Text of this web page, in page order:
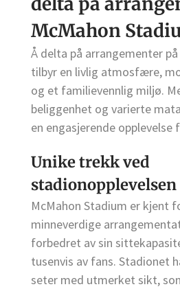
McMahon
Å delta på arrangementer
tilbyr en livlig atmosfære,
og et familievennlig miljø.
beliggenhet og varierte
en engasjerende opplevelse
Unike trekk ved
stadionopplevelsen
McMahon Stadium er kjent
minneverdige
forbedret av sin
tusenvis av fans. Stadionet
seter med utmerket sikt,